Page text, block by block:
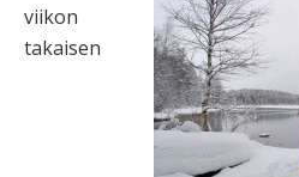
viikon
takaisen